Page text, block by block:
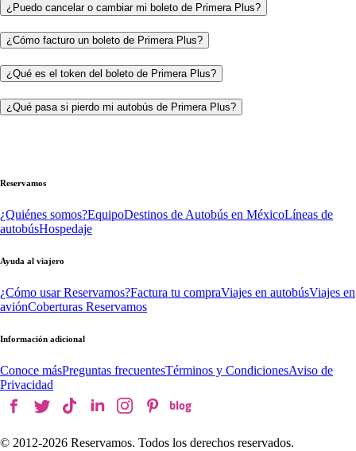
¿Puedo cancelar o cambiar mi boleto de Primera Plus?
¿Cómo facturo un boleto de Primera Plus?
¿Qué es el token del boleto de Primera Plus?
¿Qué pasa si pierdo mi autobús de Primera Plus?
Reservamos
¿Quiénes somos?EquipoDestinos de Autobús en MéxicoLíneas de
autobúsHospedaje
Ayuda al viajero
¿Cómo usar Reservamos?Factura tu compraViajes en autobúsViajes en
aviónCoberturas Reservamos
Información adicional
Conoce másPreguntas frecuentesTérminos y CondicionesAviso de
Privacidad
© 2012-2026 Reservamos. Todos los derechos reservados.